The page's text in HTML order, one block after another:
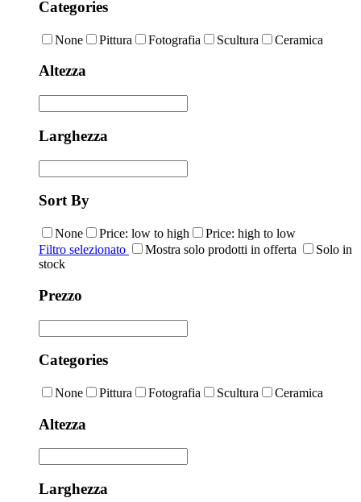
Categories
None Pittura Fotografia Scultura Ceramica
Altezza
Larghezza
Sort By
None Price: low to high
Price: high to low
Filtro selezionato
Mostra solo prodotti in offerta
Solo in
stock
Prezzo
Categories
None Pittura Fotografia Scultura Ceramica
Altezza
Larghezza